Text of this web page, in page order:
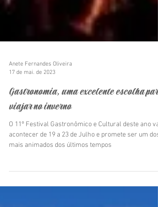
17 de mai. de 2023
Gastronomia, uma excelente escolha para
viajar no inverno
acontecer de 19 a 23 de Julho e promete ser um dos